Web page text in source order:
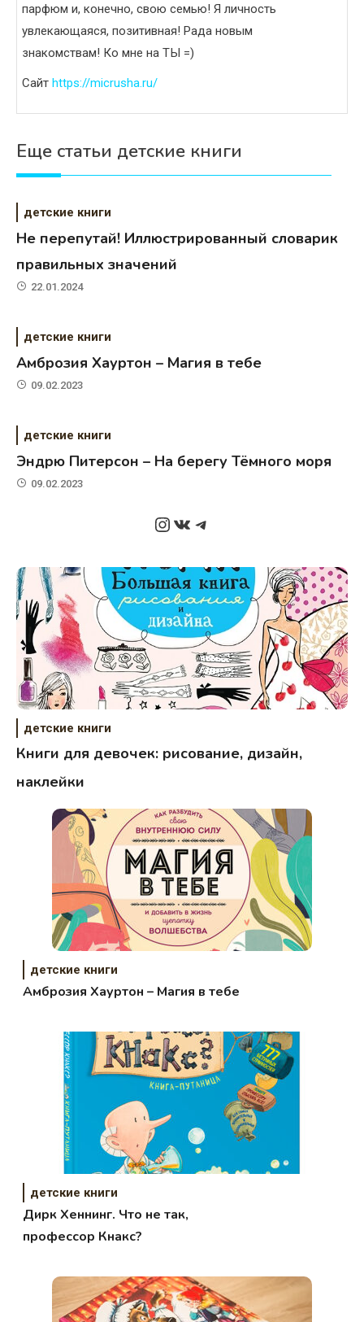
парфюм и, конечно, свою семью! Я личность
увлекающаяся, позитивная! Рада новым
знакомствам! Ко мне на ТЫ =)
Сайт https://micrusha.ru/
Еще статьи детские книги
детские книги
Не перепутай! Иллюстрированный словарик
правильных значений
22.01.2024
детские книги
Амброзия Хауртон – Магия в тебе
09.02.2023
детские книги
Эндрю Питерсон – На берегу Тёмного моря
09.02.2023
Instagram
ВКонтакте
Telegram
детские книги
Книги для девочек: рисование, дизайн,
наклейки
детские книги
Амброзия Хауртон – Магия в тебе
детские книги
Дирк Хеннинг. Что не так,
профессор Кнакс?